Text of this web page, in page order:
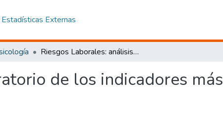
Estadísticas Externas
Riesgos Laborales: análisis exploratorio de los indicadores más comunes en Ecuador.
de los indicadores más